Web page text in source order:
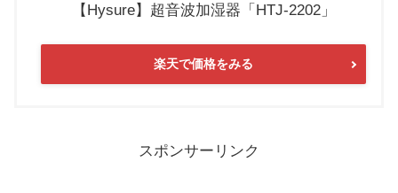
【Hysure】超音波加湿器「HTJ-2202」
楽天で価格をみる
スポンサーリンク